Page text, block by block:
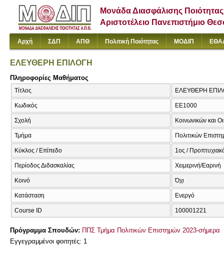
Μονάδα Διασφάλισης Ποιότητας
Αριστοτέλειο Πανεπιστήμιο
Αρχή ΣΔΠ ΑΠΘ Πολιτική Ποιότητας ΜΟΔΙΠ
ΕΛΕΥΘΕΡΗ ΕΠΙΛΟΓΗ
Πληροφορίες Μαθήματος
Τίτλος ΕΛΕΥΘΕΡΗ
Κωδικός ΕΕ1000
Σχολή Κοινωνικών και
Τμήμα Πολιτικών
Κύκλος / Επίπεδο 1ος /
Περίοδος Διδασκαλίας Χειμερινή/Εαρινή
Κοινό Όχι
Κατάσταση Ενεργό
Course ID 100001221
Πρόγραμμα Σπουδών: ΠΠΣ Τμήμα Πολιτικών Επιστημών 2023-σήμερα
Εγγεγραμμένοι φοιτητές: 1